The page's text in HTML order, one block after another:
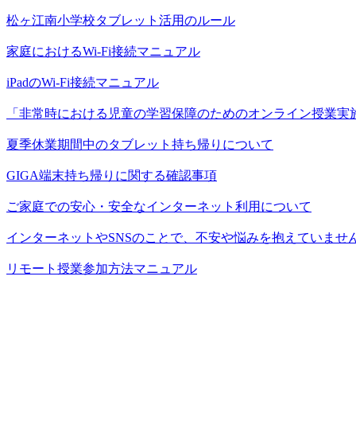
松ヶ江南小学校タブレット活用のルール
家庭におけるWi-Fi接続マニュアル
iPadのWi-Fi接続マニュアル
「非常時における児童の学習保障のためのオンライン授業
夏季休業期間中のタブレット持ち帰りについて
GIGA端末持ち帰りに関する確認事項
ご家庭での安心・安全なインターネット利用について
インターネットやSNSのことで、不安や悩みを抱えていませ
リモート授業参加方法マニュアル